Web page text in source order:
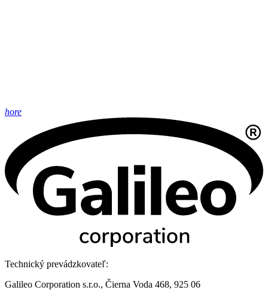
hore
Technický prevádzkovateľ:
Galileo Corporation s.r.o., Čierna Voda 468, 925 06